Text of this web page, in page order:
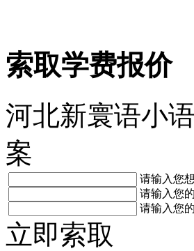
索取学费报价
河北新寰语小
案
请输入您
请输入您
请输入您
立即索取